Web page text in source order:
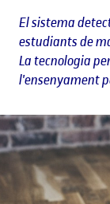
El sistema
estudiants de
La tecnologia
l'ensenyament